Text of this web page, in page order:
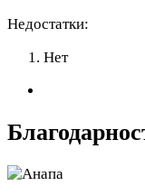
Недостатки:
Нет